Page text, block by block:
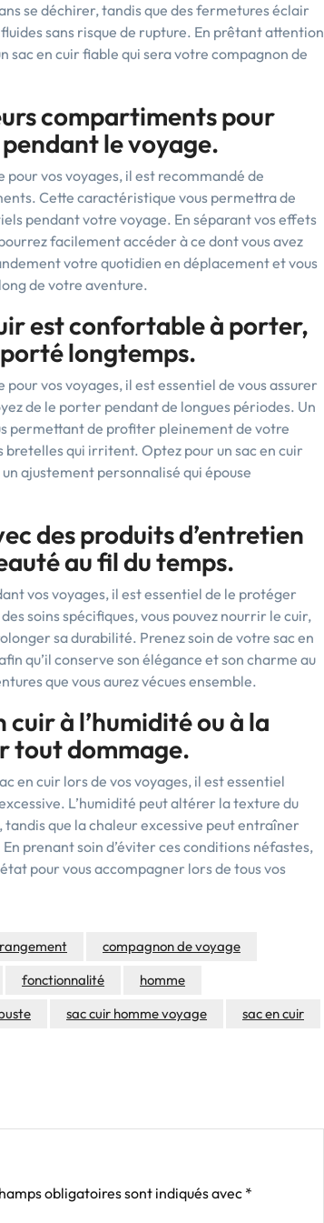
se déchirer, tandis que des fermetures éclair
sans risque de rupture. En prêtant attention
sac en cuir fiable qui sera votre compagnon de
compartiments pour
le voyage.
pour vos voyages, il est recommandé de
Cette caractéristique vous permettra de
pendant votre voyage. En séparant vos effets
facilement accéder à ce dont vous avez
votre quotidien en déplacement et vous
de votre aventure.
est confortable à porter,
longtemps.
vos voyages, il est essentiel de vous assurer
de le porter pendant de longues périodes. Un
permettant de profiter pleinement de votre
bretelles qui irritent. Optez pour un sac en cuir
ajustement personnalisé qui épouse
des produits d’entretien
au fil du temps.
vos voyages, il est essentiel de le protéger
soins spécifiques, vous pouvez nourrir le cuir,
sa durabilité. Prenez soin de votre sac en
qu’il conserve son élégance et son charme au
que vous aurez vécues ensemble.
cuir à l’humidité ou à la
tout dommage.
en cuir lors de vos voyages, il est essentiel
L’humidité peut altérer la texture du
que la chaleur excessive peut entraîner
prenant soin d’éviter ces conditions néfastes,
pour vous accompagner lors de tous vos
compagnon de voyage
fonctionnalité
homme
sac cuir homme voyage
sac en cuir
obligatoires sont indiqués avec*